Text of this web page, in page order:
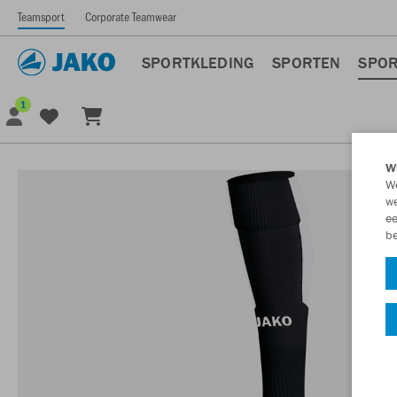
Teamsport Corporate Teamwear
SPORTKLEDING SPORTEN
1